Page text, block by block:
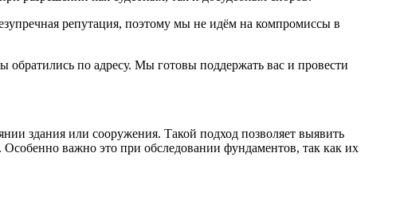
репутация, поэтому мы не идём на компромиссы в
обратились по адресу. Мы готовы поддержать вас и провести
здания или сооружения. Такой подход позволяет выявить
важно это при обследовании фундаментов, так как их